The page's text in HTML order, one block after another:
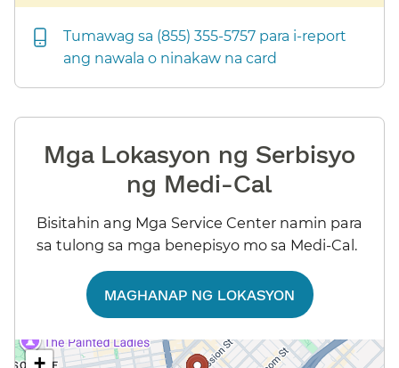
Tumawag sa (855) 355-5757 para i-report
ang nawala o ninakaw na card​​
Mga Lokasyon ng Serbisyo
ng Medi-Cal​​
Bisitahin ang Mga Service Center namin para
sa tulong sa mga benepisyo mo sa Medi-Cal.​​
MAGHANAP NG LOKASYON​​
+